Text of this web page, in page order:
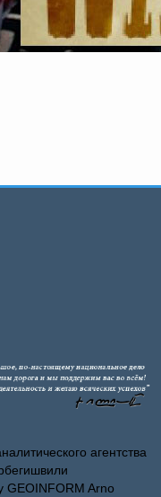
агентства
GEOINFORM Arno